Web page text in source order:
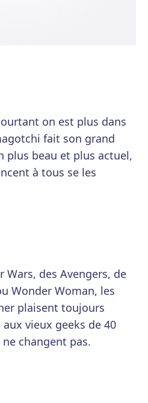
on est plus dans
fait son grand
plus beau et plus actuel,
à tous se les
Wars, des Avengers, de
Wonder Woman, les
plaisent toujours
vieux geeks de 40
ne changent pas.